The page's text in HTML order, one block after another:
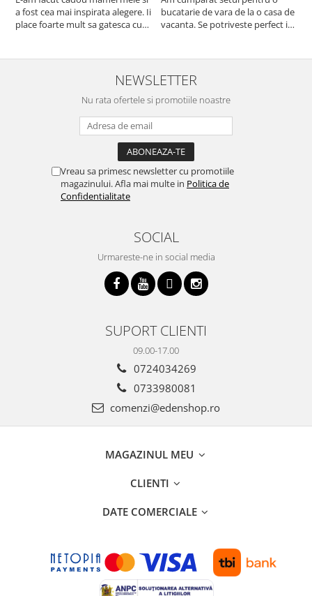
a fost cea mai inspirata alegere. Ii
place foarte mult sa gatesca cu
cratita...ma gandesc serios sa imi
cumpar si eu! Recomand mult !
bucatarie de vara de la o casa de
vacanta. Se potriveste perfect in
buna, recomand cu drag !
NEWSLETTER
Nu rata ofertele si promotiile noastre
Vreau sa primesc newsletter cu promotiile
magazinului. Afla mai multe in Politica de
Confidentialitate
SOCIAL
Urmareste-ne in social media
SUPORT CLIENTI
09.00-17.00
0724034269
0733980081
comenzi@edenshop.ro
MAGAZINUL MEU
CLIENTI
DATE COMERCIALE